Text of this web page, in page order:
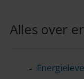
Alles over